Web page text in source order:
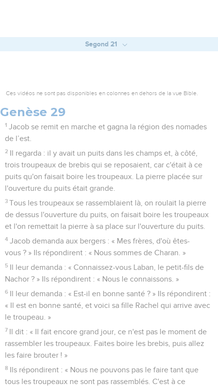
Segond 21
Ces vidéos ne sont pas disponibles en colonnes en dehors de la vue Bible.
Genèse 29
1 Jacob se remit en marche et gagna la région des nomades
de l’est.
2 Il regarda : il y avait un puits dans les champs et, à côté,
trois troupeaux de brebis qui se reposaient, car c'était à ce
puits qu'on faisait boire les troupeaux. La pierre placée sur
l'ouverture du puits était grande.
3 Tous les troupeaux se rassemblaient là, on roulait la pierre
de dessus l'ouverture du puits, on faisait boire les troupeaux
et l'on remettait la pierre à sa place sur l'ouverture du puits.
4 Jacob demanda aux bergers : « Mes frères, d'où êtes-
vous ? » Ils répondirent : « Nous sommes de Charan. »
5 Il leur demanda : « Connaissez-vous Laban, le petit-fils de
Nachor ? » Ils répondirent : « Nous le connaissons. »
6 Il leur demanda : « Est-il en bonne santé ? » Ils répondirent :
« Il est en bonne santé, et voici sa fille Rachel qui arrive avec
le troupeau. »
7 Il dit : « Il fait encore grand jour, ce n'est pas le moment de
rassembler les troupeaux. Faites boire les brebis, puis allez
les faire brouter ! »
8 Ils répondirent : « Nous ne pouvons pas le faire tant que
tous les troupeaux ne sont pas rassemblés. C'est à ce